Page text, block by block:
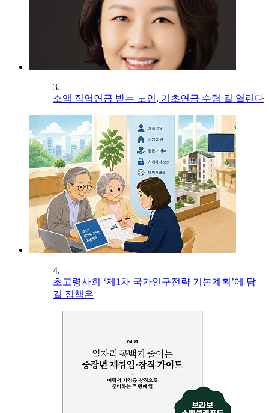
3.
소액 직역연금 받는 노인, 기초연금 수령 길 열린다
4.
초고령사회 ‘제1차 국가인구전략 기본계획’에 담
길 정책은